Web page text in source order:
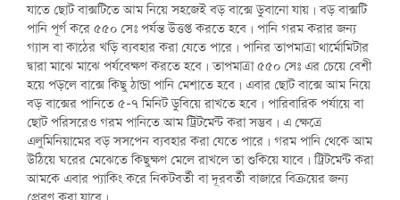
যাতে ছোট বাক্সটিতে আম নিয়ে সহজেই বড় বাক্সে ডুবানো যায়। বড় বাক্সটি
পানি পূর্ণ করে ৫৫০ সেঃ পর্যন্ত উত্তপ্ত করতে হবে। পানি গরম করার জন্য
গ্যাস বা কাঠের খড়ি ব্যবহার করা যেতে পারে। পানির তাপমাত্রা থার্মোমিটার
দ্বারা মাঝে মাঝে পর্যবেক্ষণ করতে হবে। তাপমাত্রা ৫৫০ সেঃ এর চেয়ে বেশী
হয়ে পড়লে বাক্সে কিছু ঠান্ডা পানি মেশাতে হবে। এবার ছোট বাক্সে আম নিয়ে
বড় বাক্সের পানিতে ৫-৭ মিনিট ডুবিয়ে রাখতে হবে। পারিবারিক পর্যায়ে বা
ছোট পরিসরেও গরম পানিতে আম ট্রিটমেন্ট করা সম্ভব। এ ক্ষেত্রে
এলুমিনিয়ামের বড় সসপেন ব্যবহার করা যেতে পারে। গরম পানি থেকে আম
উঠিয়ে ঘরের মেঝেতে কিছুক্ষণ মেলে রাখলে তা শুকিয়ে যাবে। ট্রিটমেন্ট করা
আমকে এবার প্যাকিং করে নিকটবর্তী বা দূরবর্তী বাজারে বিক্রয়ের জন্য